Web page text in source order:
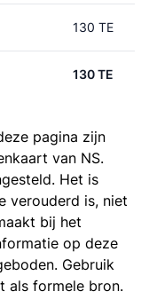
130 TE
130 TE
pagina zijn
van NS.
Het is
verouderd is, niet
bij het
op deze
Gebruik
als formele bron.